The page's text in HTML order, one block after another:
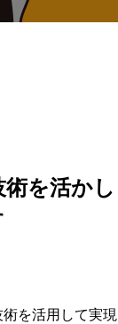
を活かし
を活用して実現
働き方を
』をミッション
常に学び、挑戦
る環境が
する環境が整っ